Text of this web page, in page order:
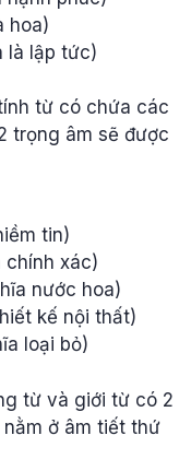
hoa)
là lập tức)
từ có chứa các
trọng âm sẽ được
tin)
chính xác)
nước hoa)
kế nội thất)
loại bỏ)
từ và giới từ có 2
ở âm tiết thứ